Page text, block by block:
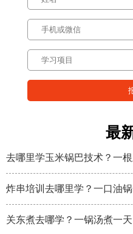
最
去哪里学玉米锅巴技术？一
炸串培训去哪里学？一口油
关东煮去哪学？一锅汤煮一